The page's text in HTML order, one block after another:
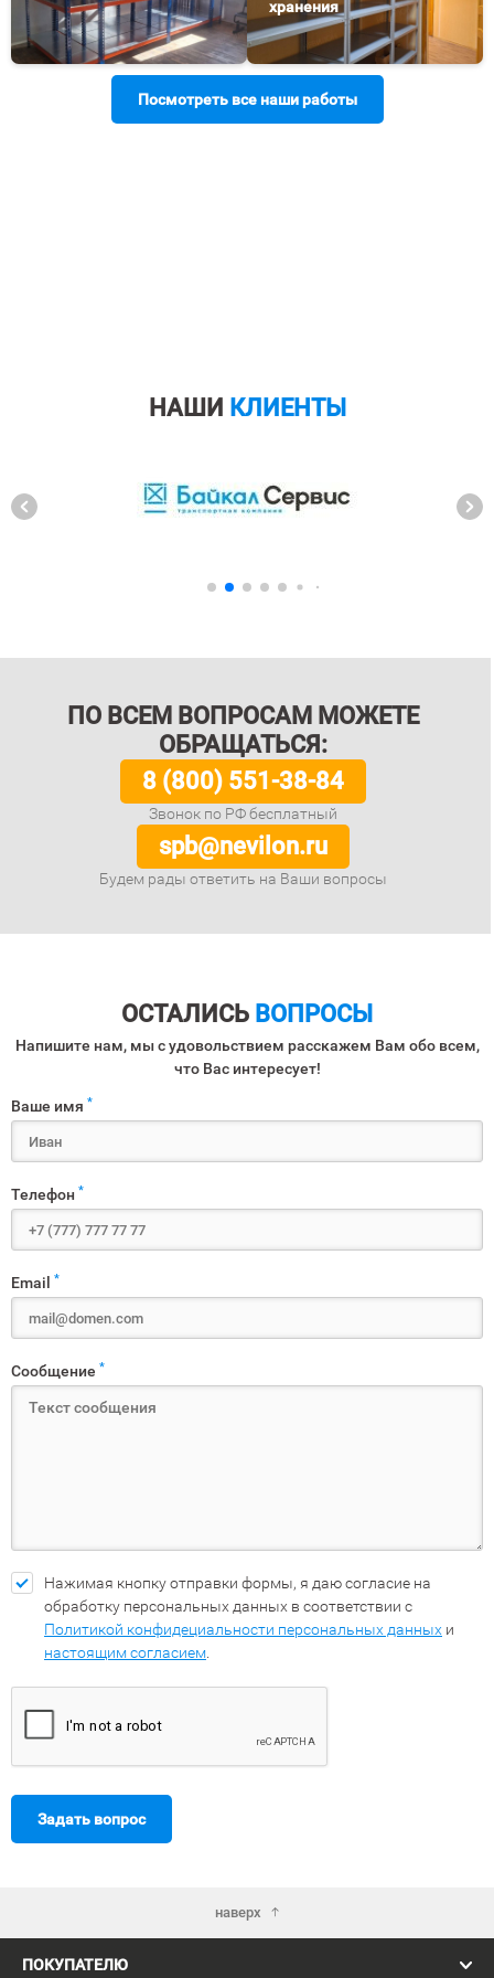
хранения
Посмотреть все наши работы
НАШИ КЛИЕНТЫ
ПО ВСЕМ ВОПРОСАМ МОЖЕТЕ
ОБРАЩАТЬСЯ:
8 (800) 551-38-84
Звонок по РФ бесплатный
spb@nevilon.ru
Будем рады ответить на Ваши вопросы
ОСТАЛИСЬ ВОПРОСЫ
Напишите нам, мы с удовольствием расскажем Вам обо всем,
что Вас интересует!
Ваше имя *
Телефон *
Email *
Сообщение *
Нажимая кнопку отправки формы, я даю согласие на
обработку персональных данных в соответствии с
Политикой конфидециальности персональных данных и
настоящим согласием
Задать вопрос
наверх
ПОКУПАТЕЛЮ